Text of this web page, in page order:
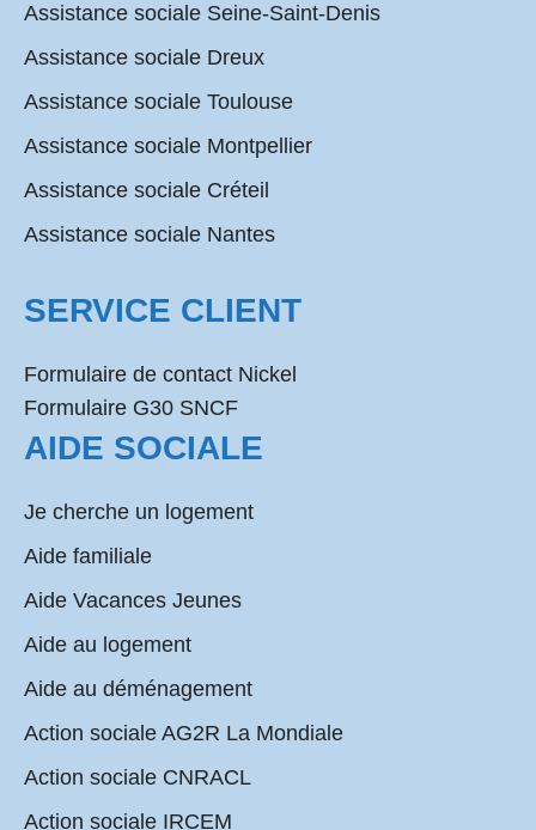
Assistance sociale Seine-Saint-Denis
Assistance sociale Dreux
Assistance sociale Toulouse
Assistance sociale Montpellier
Assistance sociale Créteil
Assistance sociale Nantes
SERVICE CLIENT
Formulaire de contact Nickel
Formulaire G30 SNCF
AIDE SOCIALE
Je cherche un logement
Aide familiale
Aide Vacances Jeunes
Aide au logement
Aide au déménagement
Action sociale AG2R La Mondiale
Action sociale CNRACL
Action sociale IRCEM